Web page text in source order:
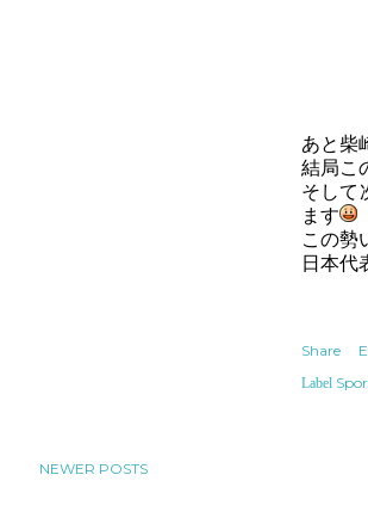
あと柴
結局こ
そして
ます
この勢
日本代
Share
Label
NEWER POSTS